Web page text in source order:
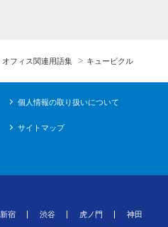
オフィス関連用語集 キュービクル
個人情報の取り扱いについて
サイトマップ
新宿 渋谷 虎ノ門 神田